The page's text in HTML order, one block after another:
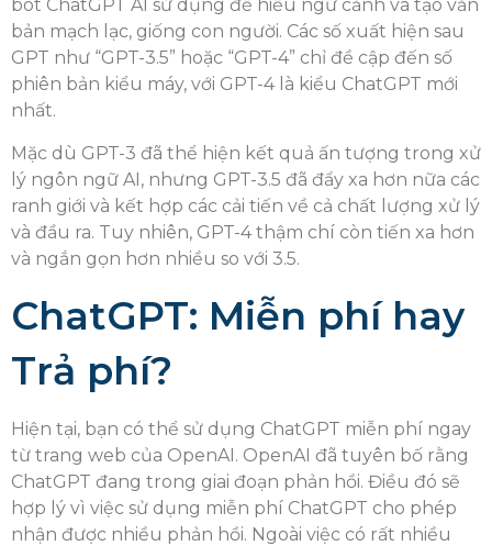
bot ChatGPT AI sử dụng để hiểu ngữ cảnh và tạo văn
bản mạch lạc, giống con người. Các số xuất hiện sau
GPT như “GPT-3.5” hoặc “GPT-4” chỉ đề cập đến số
phiên bản kiểu máy, với GPT-4 là kiểu ChatGPT mới
nhất.
Mặc dù GPT-3 đã thể hiện kết quả ấn tượng trong xử
lý ngôn ngữ AI, nhưng GPT-3.5 đã đẩy xa hơn nữa các
ranh giới và kết hợp các cải tiến về cả chất lượng xử lý
và đầu ra. Tuy nhiên, GPT-4 thậm chí còn tiến xa hơn
và ngắn gọn hơn nhiều so với 3.5.
ChatGPT: Miễn phí hay
Trả phí?
Hiện tại, bạn có thể sử dụng ChatGPT miễn phí ngay
từ trang web của OpenAI. OpenAI đã tuyên bố rằng
ChatGPT đang trong giai đoạn phản hồi. Điều đó sẽ
hợp lý vì việc sử dụng miễn phí ChatGPT cho phép
nhận được nhiều phản hồi. Ngoài việc có rất nhiều